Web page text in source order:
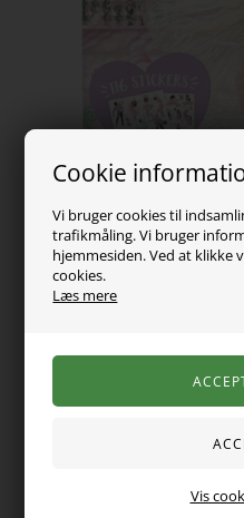
Cookie
Vi bruger cookies til
trafikmåling. Vi bruger
hjemmesiden. Ved at klikke
cookies.
Læs mere
Vis
69,00DKK
scener fra ballettens verden,